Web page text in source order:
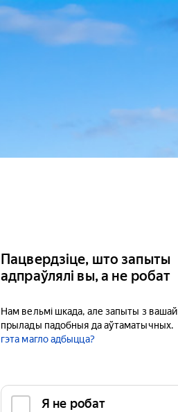
Пацвердзіце, што запыты
адпраўлялі вы, а не робат
Нам вельмі шкада, але запыты з вашай
прылады падобныя да аўтаматычных.
гэта магло адбыцца?
Я не робат